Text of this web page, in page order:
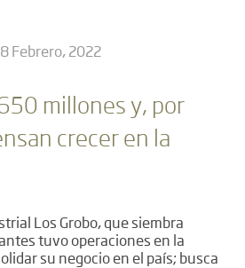
Febrero, 2022
millones y, por
crecer en la
Los Grobo, que siembra
tuvo operaciones en la
su negocio en el país; busca